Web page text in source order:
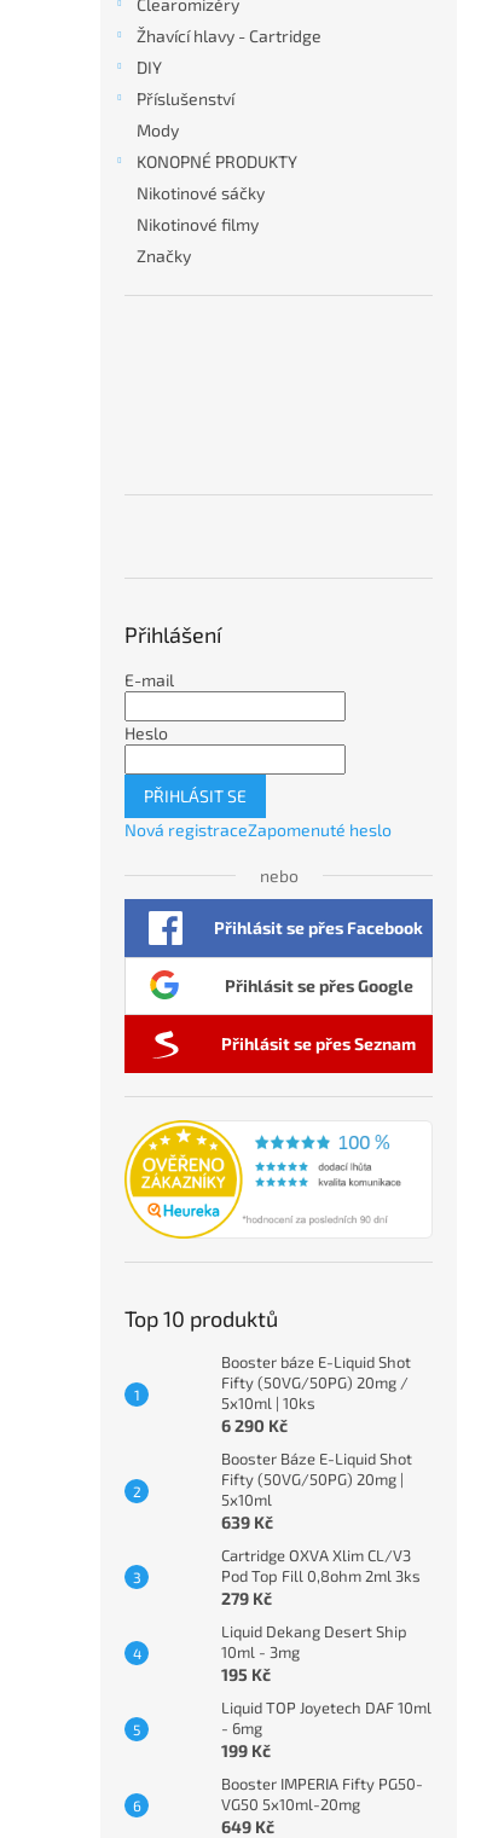
Clearomizéry
Žhavící hlavy - Cartridge
DIY
Příslušenství
Mody
KONOPNÉ PRODUKTY
Nikotinové sáčky
Nikotinové filmy
Značky
Přihlášení
E-mail
Heslo
PŘIHLÁSIT SE
Nová registraceZapomenuté heslo
nebo
Přihlásit se přes Facebook
Přihlásit se přes Google
Přihlásit se přes Seznam
Top 10 produktů
Booster báze E-Liquid Shot
Fifty (50VG/50PG) 20mg /
5x10ml | 10ks
6 290 Kč
Booster Báze E-Liquid Shot
Fifty (50VG/50PG) 20mg |
5x10ml
639 Kč
Cartridge OXVA Xlim CL/V3
Pod Top Fill 0,8ohm 2ml 3ks
279 Kč
Liquid Dekang Desert Ship
10ml - 3mg
195 Kč
Liquid TOP Joyetech DAF 10ml
- 6mg
199 Kč
Booster IMPERIA Fifty PG50-
VG50 5x10ml-20mg
649 Kč